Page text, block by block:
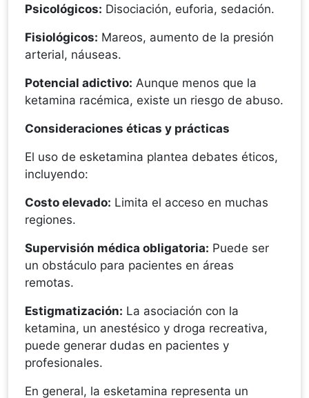
Psicológicos: Disociación, euforia, sedación.
Fisiológicos: Mareos, aumento de la presión
arterial, náuseas.
Potencial adictivo: Aunque menos que la
ketamina racémica, existe un riesgo de abuso.
Consideraciones éticas y prácticas
El uso de esketamina plantea debates éticos,
incluyendo:
Costo elevado: Limita el acceso en muchas
regiones.
Supervisión médica obligatoria: Puede ser
un obstáculo para pacientes en áreas
remotas.
Estigmatización: La asociación con la
ketamina, un anestésico y droga recreativa,
puede generar dudas en pacientes y
profesionales.
En general, la esketamina representa un